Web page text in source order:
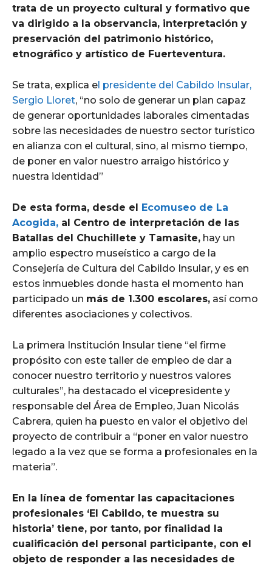
trata de un proyecto cultural y formativo que
va dirigido a la observancia, interpretación y
preservación del patrimonio histórico,
etnográfico y artístico de Fuerteventura.
Se trata, explica el presidente del Cabildo Insular,
Sergio Lloret, “no solo de generar un plan capaz
de generar oportunidades laborales cimentadas
sobre las necesidades de nuestro sector turístico
en alianza con el cultural, sino, al mismo tiempo,
de poner en valor nuestro arraigo histórico y
nuestra identidad”
De esta forma, desde el Ecomuseo de La
Acogida, al Centro de interpretación de las
Batallas del Chuchillete y Tamasite, hay un
amplio espectro museístico a cargo de la
Consejería de Cultura del Cabildo Insular, y es en
estos inmuebles donde hasta el momento han
participado un más de 1.300 escolares, así como
diferentes asociaciones y colectivos.
La primera Institución Insular tiene “el firme
propósito con este taller de empleo de dar a
conocer nuestro territorio y nuestros valores
culturales”, ha destacado el vicepresidente y
responsable del Área de Empleo, Juan Nicolás
Cabrera, quien ha puesto en valor el objetivo del
proyecto de contribuir a “poner en valor nuestro
legado a la vez que se forma a profesionales en la
materia”.
En la línea de fomentar las capacitaciones
profesionales ‘El Cabildo, te muestra su
historia’ tiene, por tanto, por finalidad la
cualificación del personal participante, con el
objeto de responder a las necesidades de